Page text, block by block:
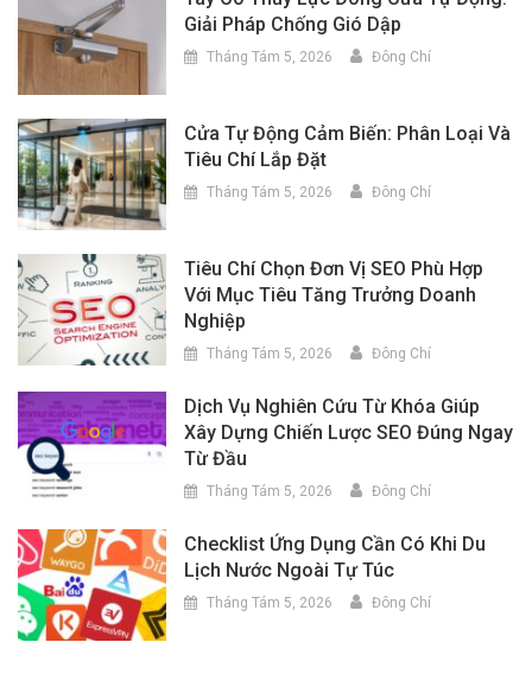
Giải Pháp Chống Gió Dập
Tháng Tám 5, 2026 Đông Chí
Cửa Tự Động Cảm Biến: Phân Loại Và
Tiêu Chí Lắp Đặt
Tháng Tám 5, 2026 Đông Chí
Tiêu Chí Chọn Đơn Vị SEO Phù Hợp
Với Mục Tiêu Tăng Trưởng Doanh
Nghiệp
Tháng Tám 5, 2026 Đông Chí
Dịch Vụ Nghiên Cứu Từ Khóa Giúp
Xây Dựng Chiến Lược SEO Đúng Ngay
Từ Đầu
Tháng Tám 5, 2026 Đông Chí
Checklist Ứng Dụng Cần Có Khi Du
Lịch Nước Ngoài Tự Túc
Tháng Tám 5, 2026 Đông Chí